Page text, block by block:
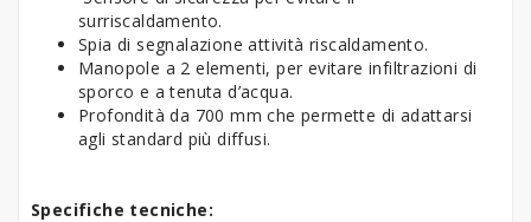
surriscaldamento.
Spia di segnalazione attività riscaldamento.
Manopole a 2 elementi, per evitare infiltrazioni di
sporco e a tenuta d’acqua.
Profondità da 700 mm che permette di adattarsi
agli standard più diffusi.
Specifiche tecniche: